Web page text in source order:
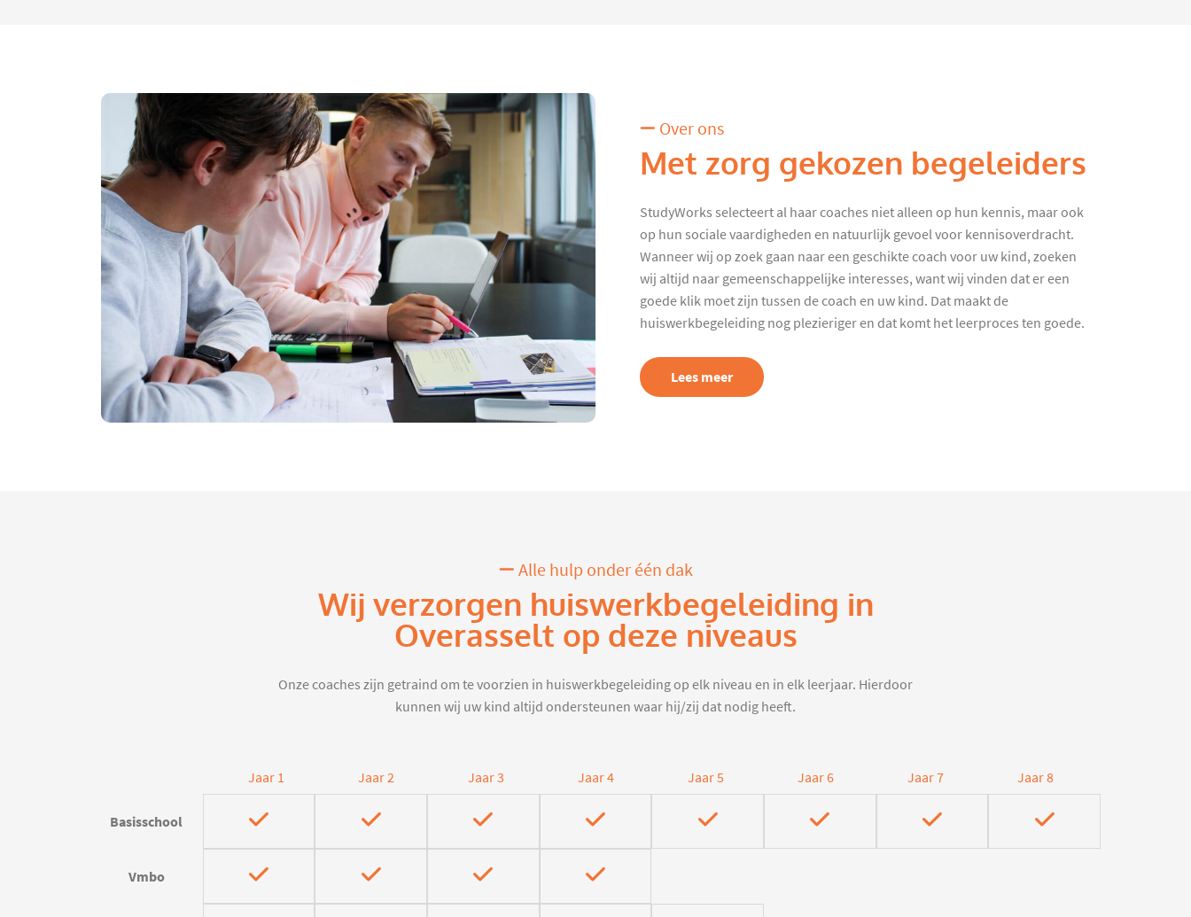
Over ons
Met zorg gekozen begeleiders
StudyWorks selecteert al haar coaches niet alleen op hun kennis, maar ook
op hun sociale vaardigheden en natuurlijk gevoel voor kennisoverdracht.
Wanneer wij op zoek gaan naar een geschikte coach voor uw kind, zoeken
wij altijd naar gemeenschappelijke interesses, want wij vinden dat er een
goede klik moet zijn tussen de coach en uw kind. Dat maakt de
huiswerkbegeleiding nog plezieriger en dat komt het leerproces ten goede.
Lees meer
Alle hulp onder één dak
Wij verzorgen huiswerkbegeleiding in
Overasselt op deze niveaus
Onze coaches zijn getraind om te voorzien in huiswerkbegeleiding op elk niveau en in elk leerjaar. Hierdoor
kunnen wij uw kind altijd ondersteunen waar hij/zij dat nodig heeft.
Jaar 1 Jaar 2 Jaar 3 Jaar 4 Jaar 5 Jaar 6 Jaar 7 Jaar 8
Basisschool
Vmbo